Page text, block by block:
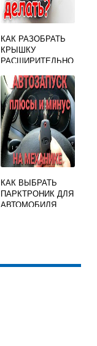
КАК РАЗОБРАТЬ
КРЫШКУ
РАСШИРИТЕЛЬНО
ПРИОРА
КАК ВЫБРАТЬ
ПАРКТРОНИК ДЛЯ
АВТОМОБИЛЯ